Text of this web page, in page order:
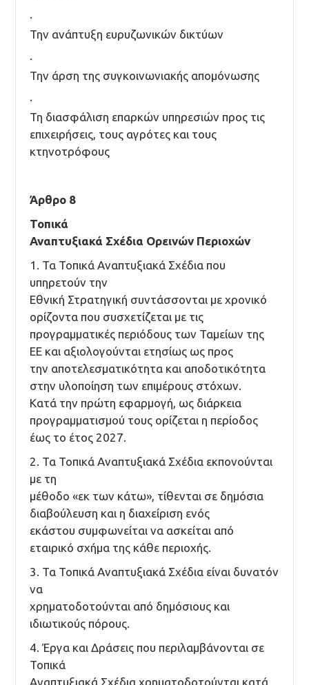
·
Την ανάπτυξη ευρυζωνικών δικτύων
·
Την άρση της συγκοινωνιακής απομόνωσης
·
Τη διασφάλιση επαρκών υπηρεσιών προς τις
επιχειρήσεις, τους αγρότες και τους
κτηνοτρόφους
Άρθρο 8
Τοπικά
Αναπτυξιακά Σχέδια Ορεινών Περιοχών
1. Τα Τοπικά Αναπτυξιακά Σχέδια που
υπηρετούν την
Εθνική Στρατηγική συντάσσονται με χρονικό
ορίζοντα που συσχετίζεται με τις
προγραμματικές περιόδους των Ταμείων της
ΕΕ και αξιολογούνται ετησίως ως προς
την αποτελεσματικότητα και αποδοτικότητα
στην υλοποίηση των επιμέρους στόχων.
Κατά την πρώτη εφαρμογή, ως διάρκεια
προγραμματισμού τους ορίζεται η περίοδος
έως το έτος 2027.
2. Τα Τοπικά Αναπτυξιακά Σχέδια εκπονούνται
με τη
μέθοδο «εκ των κάτω», τίθενται σε δημόσια
διαβούλευση και η διαχείριση ενός
εκάστου συμφωνείται να ασκείται από
εταιρικό σχήμα της κάθε περιοχής.
3. Τα Τοπικά Αναπτυξιακά Σχέδια είναι δυνατόν
να
χρηματοδοτούνται από δημόσιους και
ιδιωτικούς πόρους.
4. Έργα και Δράσεις που περιλαμβάνονται σε
Τοπικά
Αναπτυξιακά Σχέδια χρηματοδοτούνται κατά